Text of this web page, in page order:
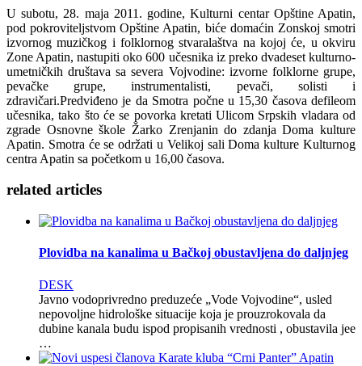
U subotu, 28. maja 2011. godine, Kulturni centar Opštine Apatin,
pod pokroviteljstvom Opštine Apatin, biće domaćin Zonskoj smotri
izvornog muzičkog i folklornog stvaralaštva na kojoj će, u okviru
Zone Apatin, nastupiti oko 600 učesnika iz preko dvadeset kulturno-
umetničkih društava sa severa Vojvodine: izvorne folklorne grupe,
pevačke grupe, instrumentalisti, pevači, solisti i
zdravičari.Predviđeno je da Smotra počne u 15,30 časova defileom
učesnika, tako što će se povorka kretati Ulicom Srpskih vladara od
zgrade Osnovne škole Žarko Zrenjanin do zdanja Doma kulture
Apatin. Smotra će se održati u Velikoj sali Doma kulture Kulturnog
centra Apatin sa početkom u 16,00 časova.
related articles
Plovidba na kanalima u Bačkoj obustavljena do daljnjeg
DESK
Javno vodoprivredno preduzeće „Vode Vojvodine“, usled
nepovoljne hidrološke situacije koja je prouzrokovala da
dubine kanala budu ispod propisanih vrednosti , obustavila jee
…